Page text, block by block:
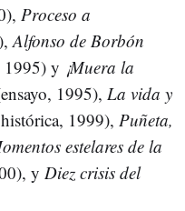
Proceso a
Alfonso de Borbón
1995) y ¡Muera la
1995), La vida y
1999), Puñeta,
estelares de la
y Diez crisis del